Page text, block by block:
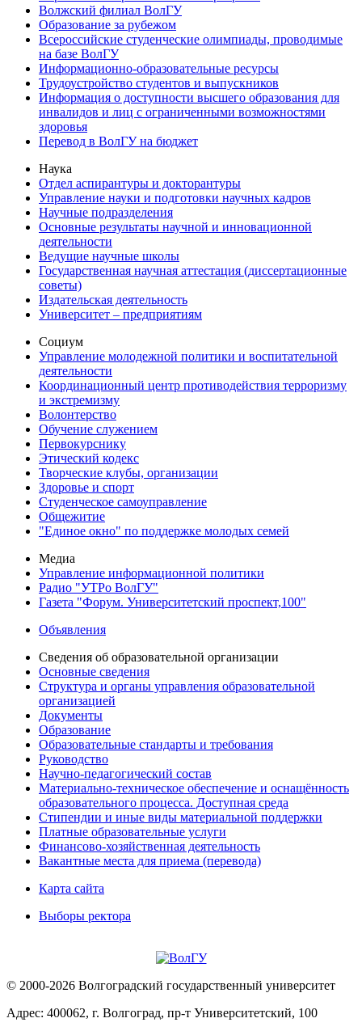
Волжский филиал ВолГУ
Образование за рубежом
Всероссийские студенческие олимпиады, проводимые
на базе ВолГУ
Информационно-образовательные ресурсы
Трудоустройство студентов и выпускников
Информация о доступности высшего образования для
инвалидов и лиц с ограниченными возможностями
здоровья
Перевод в ВолГУ на бюджет
Наука
Отдел аспирантуры и докторантуры
Управление науки и подготовки научных кадров
Научные подразделения
Основные результаты научной и инновационной
деятельности
Ведущие научные школы
Государственная научная аттестация (диссертационные
советы)
Издательская деятельность
Университет – предприятиям
Социум
Управление молодежной политики и воспитательной
деятельности
Координационный центр противодействия терроризму
и экстремизму
Волонтерство
Обучение служением
Первокурснику
Этический кодекс
Творческие клубы, организации
Здоровье и спорт
Студенческое самоуправление
Общежитие
"Единое окно" по поддержке молодых семей
Медиа
Управление информационной политики
Радио "УТРо ВолГУ"
Газета "Форум. Университетский проспект,100"
Объявления
Сведения об образовательной организации
Основные сведения
Структура и органы управления образовательной
организацией
Документы
Образование
Образовательные стандарты и требования
Руководство
Научно-педагогический состав
Материально-техническое обеспечение и оснащённость
образовательного процесса. Доступная среда
Стипендии и иные виды материальной поддержки
Платные образовательные услуги
Финансово-хозяйственная деятельность
Вакантные места для приема (перевода)
Карта сайта
Выборы ректора
© 2000-2026 Волгоградский государственный университет
Адрес: 400062, г. Волгоград, пр-т Университетский, 100